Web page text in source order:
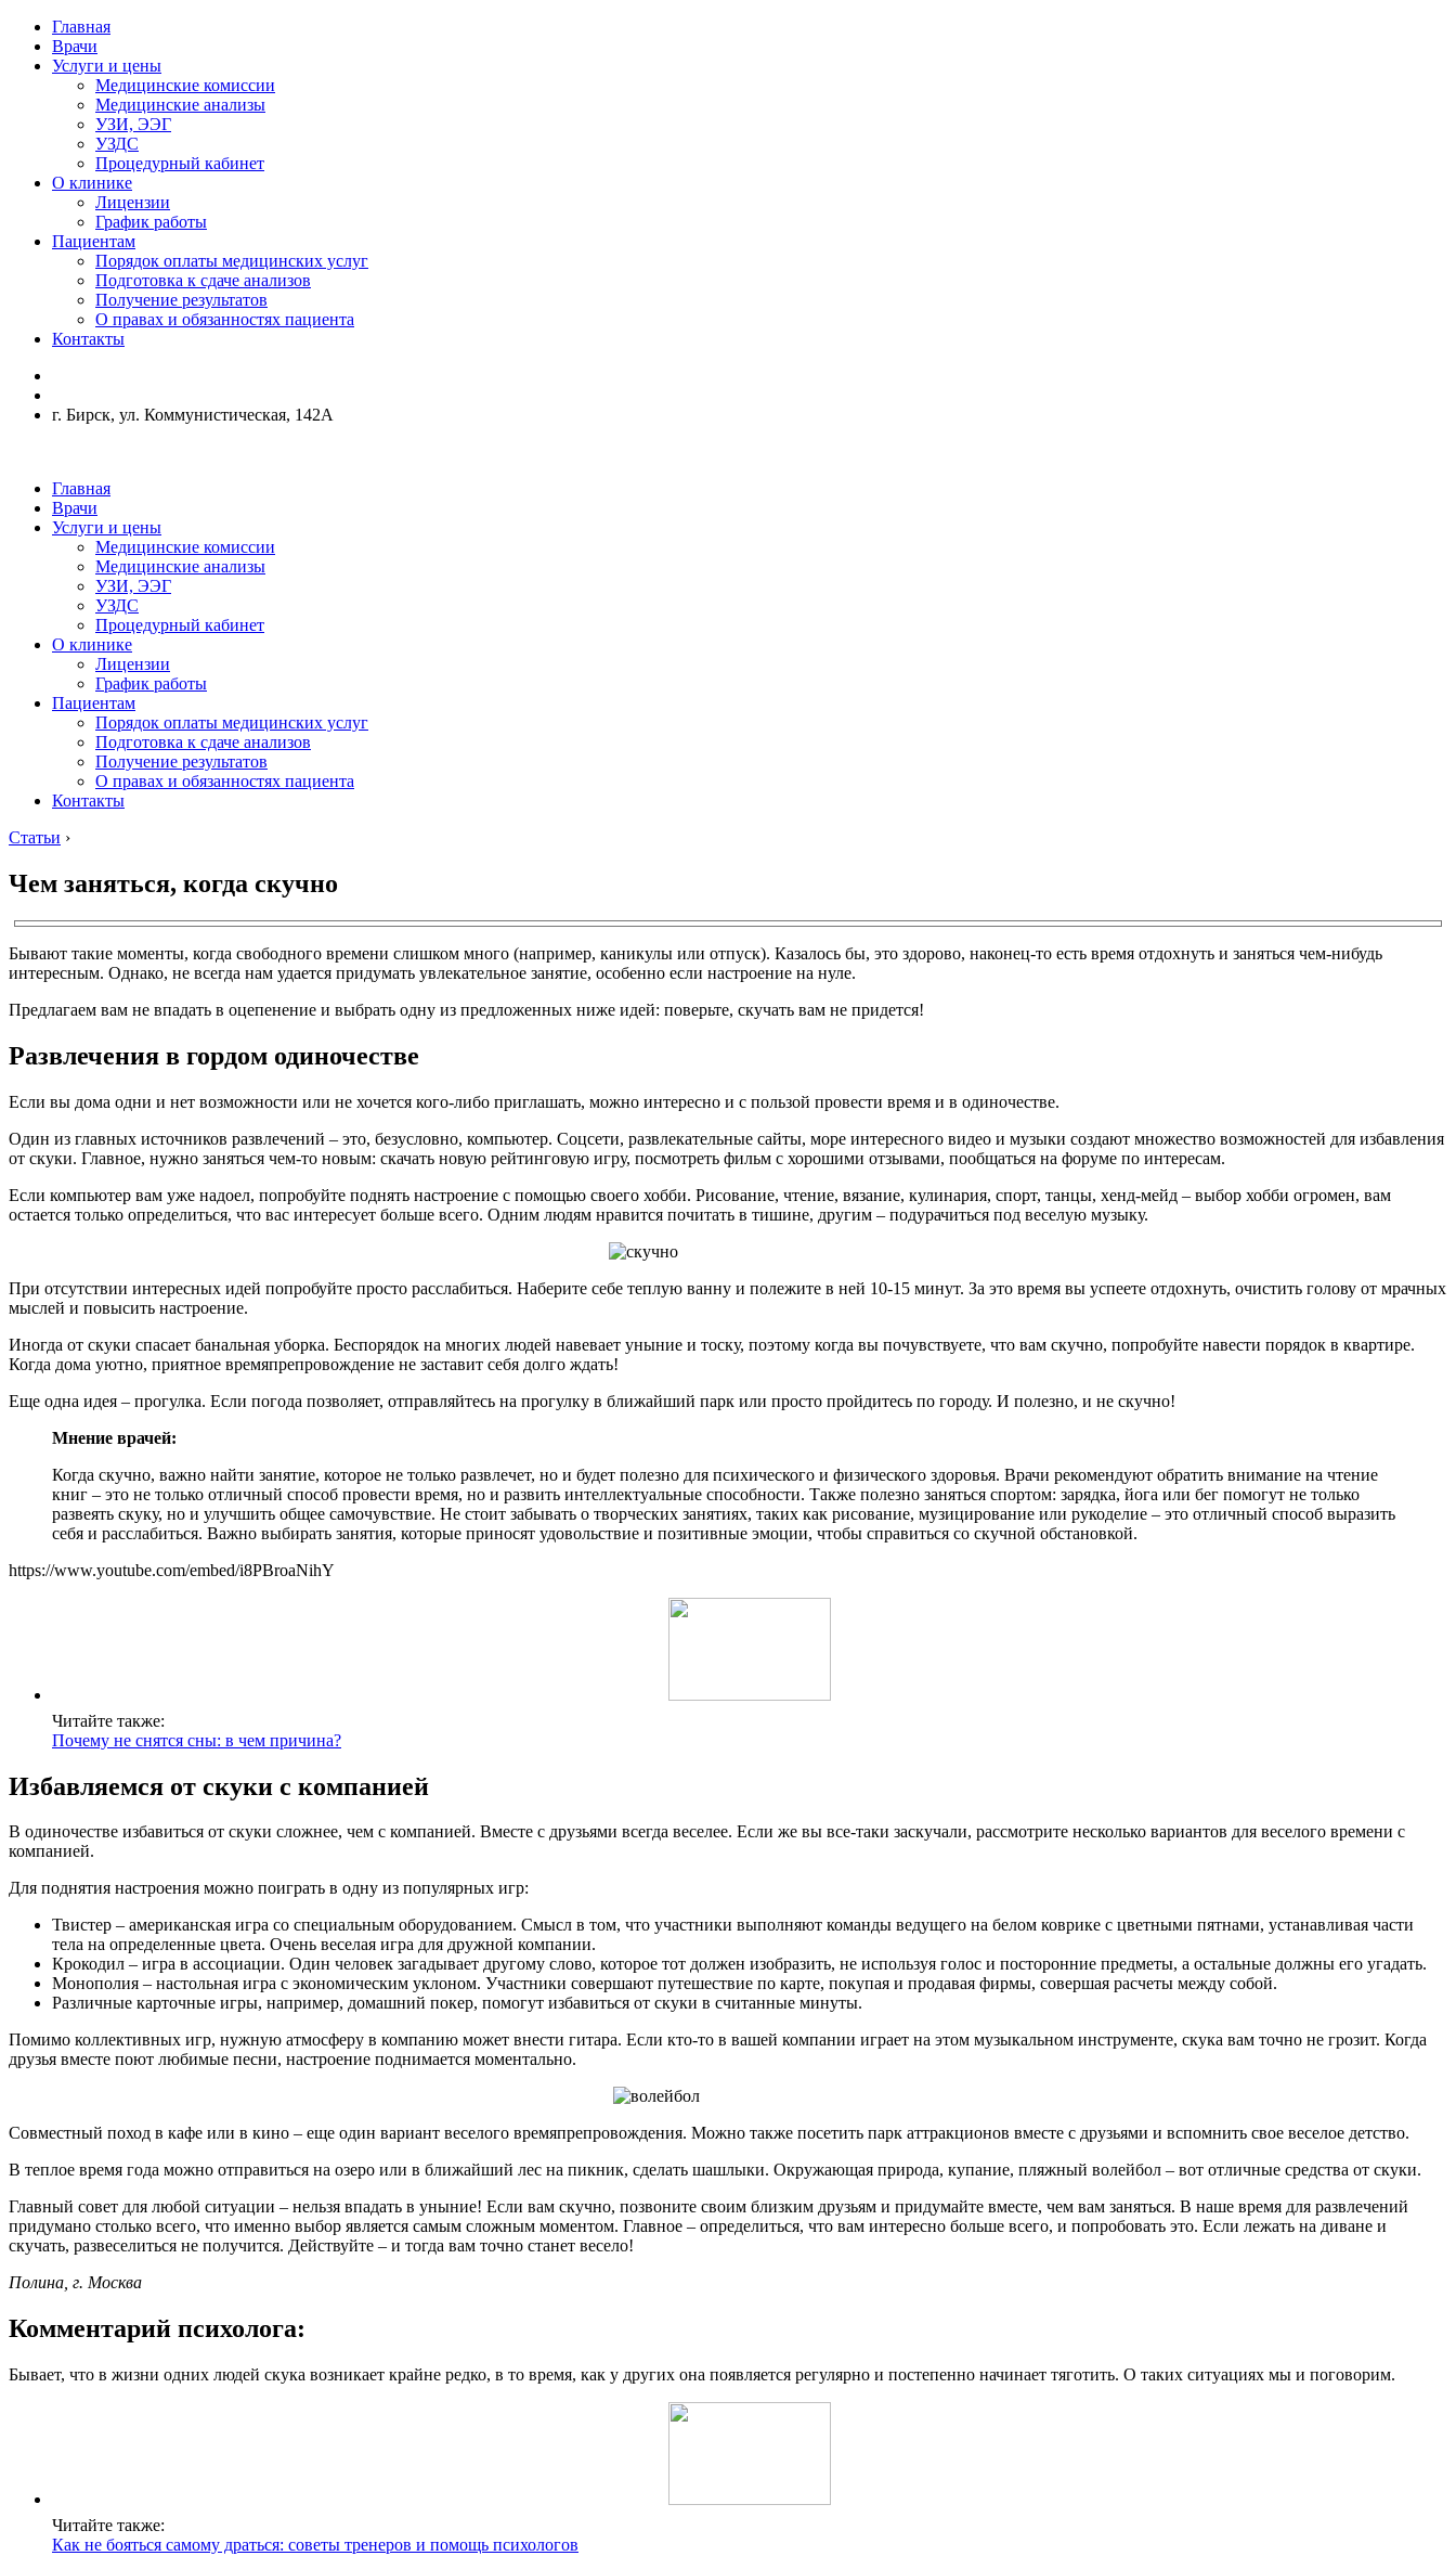
Главная
Врачи
Услуги и цены
Медицинские комиссии
Медицинские анализы
УЗИ, ЭЭГ
УЗДС
Процедурный кабинет
О клинике
Лицензии
График работы
Пациентам
Порядок оплаты медицинских услуг
Подготовка к сдаче анализов
Получение результатов
О правах и обязанностях пациента
Контакты
г. Бирск, ул. Коммунистическая, 142А
Главная
Врачи
Услуги и цены
Медицинские комиссии
Медицинские анализы
УЗИ, ЭЭГ
УЗДС
Процедурный кабинет
О клинике
Лицензии
График работы
Пациентам
Порядок оплаты медицинских услуг
Подготовка к сдаче анализов
Получение результатов
О правах и обязанностях пациента
Контакты
Статьи ›
Чем заняться, когда скучно
Бывают такие моменты, когда свободного времени слишком много (например, каникулы или отпуск). Казалось бы, это здорово, наконец-то есть время отдохнуть и заняться чем-нибудь
интересным. Однако, не всегда нам удается придумать увлекательное занятие, особенно если настроение на нуле.
Предлагаем вам не впадать в оцепенение и выбрать одну из предложенных ниже идей: поверьте, скучать вам не придется!
Развлечения в гордом одиночестве
Если вы дома одни и нет возможности или не хочется кого-либо приглашать, можно интересно и с пользой провести время и в одиночестве.
Один из главных источников развлечений – это, безусловно, компьютер. Соцсети, развлекательные сайты, море интересного видео и музыки создают множество возможностей для избавления
от скуки. Главное, нужно заняться чем-то новым: скачать новую рейтинговую игру, посмотреть фильм с хорошими отзывами, пообщаться на форуме по интересам.
Если компьютер вам уже надоел, попробуйте поднять настроение с помощью своего хобби. Рисование, чтение, вязание, кулинария, спорт, танцы, хенд-мейд – выбор хобби огромен, вам
остается только определиться, что вас интересует больше всего. Одним людям нравится почитать в тишине, другим – подурачиться под веселую музыку.
При отсутствии интересных идей попробуйте просто расслабиться. Наберите себе теплую ванну и полежите в ней 10-15 минут. За это время вы успеете отдохнуть, очистить голову от мрачных
мыслей и повысить настроение.
Иногда от скуки спасает банальная уборка. Беспорядок на многих людей навевает уныние и тоску, поэтому когда вы почувствуете, что вам скучно, попробуйте навести порядок в квартире.
Когда дома уютно, приятное времяпрепровождение не заставит себя долго ждать!
Еще одна идея – прогулка. Если погода позволяет, отправляйтесь на прогулку в ближайший парк или просто пройдитесь по городу. И полезно, и не скучно!
Мнение врачей:
Когда скучно, важно найти занятие, которое не только развлечет, но и будет полезно для психического и физического здоровья. Врачи рекомендуют обратить внимание на чтение
книг – это не только отличный способ провести время, но и развить интеллектуальные способности. Также полезно заняться спортом: зарядка, йога или бег помогут не только
развеять скуку, но и улучшить общее самочувствие. Не стоит забывать о творческих занятиях, таких как рисование, музицирование или рукоделие – это отличный способ выразить
себя и расслабиться. Важно выбирать занятия, которые приносят удовольствие и позитивные эмоции, чтобы справиться со скучной обстановкой.
https://www.youtube.com/embed/i8PBroaNihY
Читайте также:
Почему не снятся сны: в чем причина?
Избавляемся от скуки с компанией
В одиночестве избавиться от скуки сложнее, чем с компанией. Вместе с друзьями всегда веселее. Если же вы все-таки заскучали, рассмотрите несколько вариантов для веселого времени с
компанией.
Для поднятия настроения можно поиграть в одну из популярных игр:
Твистер – американская игра со специальным оборудованием. Смысл в том, что участники выполняют команды ведущего на белом коврике с цветными пятнами, устанавливая части
тела на определенные цвета. Очень веселая игра для дружной компании.
Крокодил – игра в ассоциации. Один человек загадывает другому слово, которое тот должен изобразить, не используя голос и посторонние предметы, а остальные должны его угадать.
Монополия – настольная игра с экономическим уклоном. Участники совершают путешествие по карте, покупая и продавая фирмы, совершая расчеты между собой.
Различные карточные игры, например, домашний покер, помогут избавиться от скуки в считанные минуты.
Помимо коллективных игр, нужную атмосферу в компанию может внести гитара. Если кто-то в вашей компании играет на этом музыкальном инструменте, скука вам точно не грозит. Когда
друзья вместе поют любимые песни, настроение поднимается моментально.
Совместный поход в кафе или в кино – еще один вариант веселого времяпрепровождения. Можно также посетить парк аттракционов вместе с друзьями и вспомнить свое веселое детство.
В теплое время года можно отправиться на озеро или в ближайший лес на пикник, сделать шашлыки. Окружающая природа, купание, пляжный волейбол – вот отличные средства от скуки.
Главный совет для любой ситуации – нельзя впадать в уныние! Если вам скучно, позвоните своим близким друзьям и придумайте вместе, чем вам заняться. В наше время для развлечений
придумано столько всего, что именно выбор является самым сложным моментом. Главное – определиться, что вам интересно больше всего, и попробовать это. Если лежать на диване и
скучать, развеселиться не получится. Действуйте – и тогда вам точно станет весело!
Полина, г. Москва
Комментарий психолога:
Бывает, что в жизни одних людей скука возникает крайне редко, в то время, как у других она появляется регулярно и постепенно начинает тяготить. О таких ситуациях мы и поговорим.
Читайте также:
Как не бояться самому драться: советы тренеров и помощь психологов